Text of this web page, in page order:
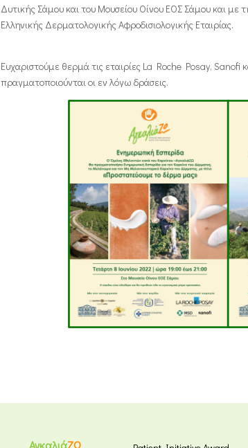
Δυτικής Σάμου και του Μουσείου Οίνου ΕΟΣ Σάμου και με
Ελληνικής Δερματολογικής Αφροδισιολογικής Εταιρίας.
Ευχαριστούμε θερμά τις εταιρίες La Roche Posay,
πραγματοποιούνται οι εν λόγω δράσεις.
ΑγκαλιάΖΩ